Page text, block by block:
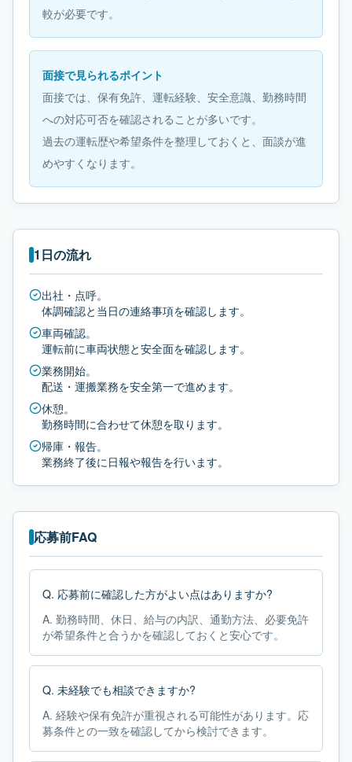
較が必要です。
面接で見られるポイント
面接では、保有免許、運転経験、安全意識、勤務時間
への対応可否を確認されることが多いです。
過去の運転歴や希望条件を整理しておくと、面談が進
めやすくなります。
1日の流れ
出社・点呼。
体調確認と当日の連絡事項を確認します。
車両確認。
運転前に車両状態と安全面を確認します。
業務開始。
配送・運搬業務を安全第一で進めます。
休憩。
勤務時間に合わせて休憩を取ります。
帰庫・報告。
業務終了後に日報や報告を行います。
応募前FAQ
Q. 応募前に確認した方がよい点はありますか?
A. 勤務時間、休日、給与の内訳、通勤方法、必要免許
が希望条件と合うかを確認しておくと安心です。
Q. 未経験でも相談できますか?
A. 経験や保有免許が重視される可能性があります。応
募条件との一致を確認してから検討できます。